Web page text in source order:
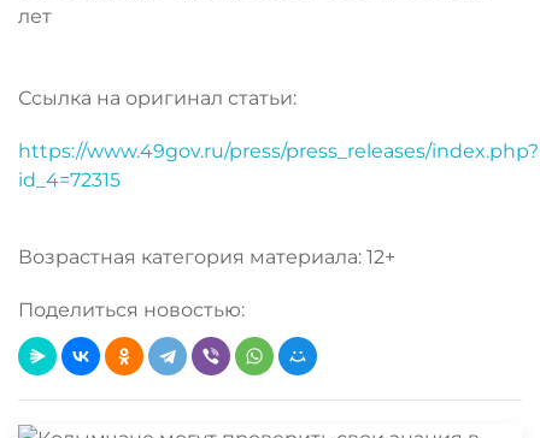
лет
Ссылка на оригинал статьи:
https://www.49gov.ru/press/press_releases/index.php?
id_4=72315
Возрастная категория материала: 12+
Поделиться новостью: